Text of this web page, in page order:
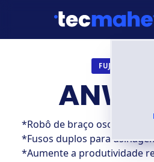
FUJI
ANW
*Robô de braço oscilante
*Fusos duplos para
*Aumente a produtividade